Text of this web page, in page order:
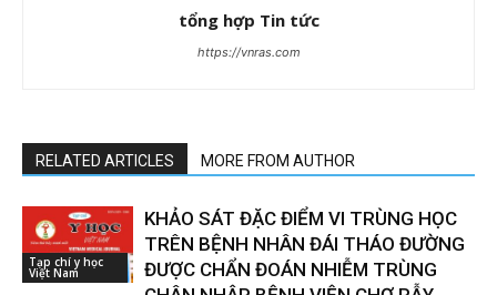
tổng hợp Tin tức
https://vnras.com
RELATED ARTICLES MORE FROM AUTHOR
Tạp chí y học
Việt Nam
KHẢO SÁT ĐẶC ĐIỂM VI TRÙNG HỌC
TRÊN BỆNH NHÂN ĐÁI THÁO ĐƯỜNG
ĐƯỢC CHẨN ĐOÁN NHIỄM TRÙNG